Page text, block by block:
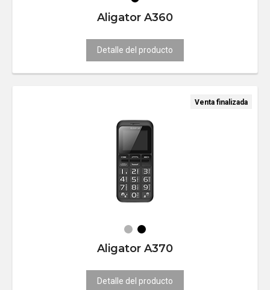
Aligator A360
Detalle del producto
Venta finalizada
Aligator A370
Detalle del producto